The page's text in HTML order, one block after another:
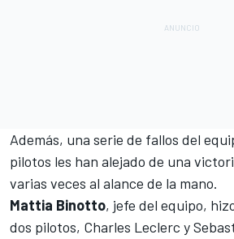
Además, una serie de fallos del
pilotos les han alejado de una
varias veces al alance de la mano.
Mattia Binotto, jefe del equipo,
dos pilotos, Charles Leclerc y